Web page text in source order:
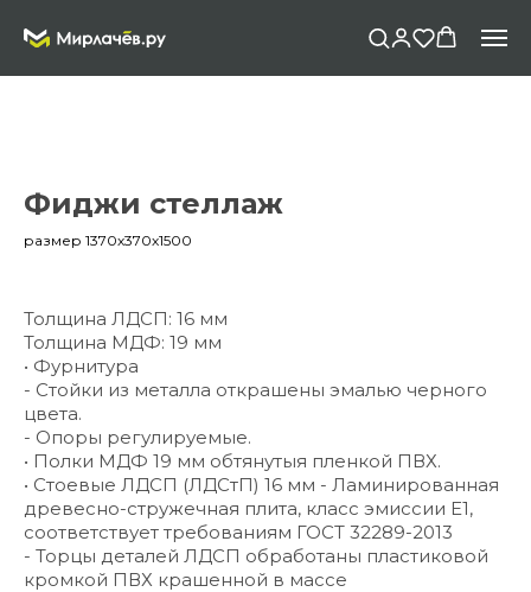
Фиджи стеллаж
размер 1370х370х1500
Толщина ЛДСП: 16 мм
Толщина МДФ: 19 мм
• Фурнитура
- Стойки из металла открашены эмалью черного
цвета.
- Опоры регулируемые.
• Полки МДФ 19 мм обтянутыя пленкой ПВХ.
• Стоевые ЛДСП (ЛДСтП) 16 мм - Ламинированная
древесно-стружечная плита, класс эмиссии Е1,
соответствует требованиям ГОСТ 32289-2013
- Торцы деталей ЛДСП обработаны пластиковой
кромкой ПВХ крашенной в массе